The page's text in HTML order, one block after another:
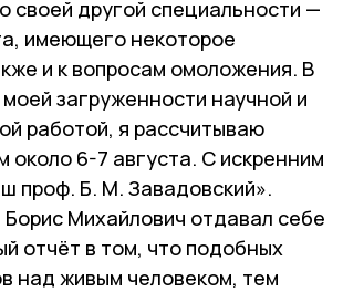
своей другой специальности —
имеющего некоторое
и к вопросам омоложения. В
загруженности научной и
работой, я рассчитываю
около 6-7 августа. С искренним
проф. Б. М. Завадовский».
Михайлович отдавал себе
отчёт в том, что подобных
над живым человеком, тем